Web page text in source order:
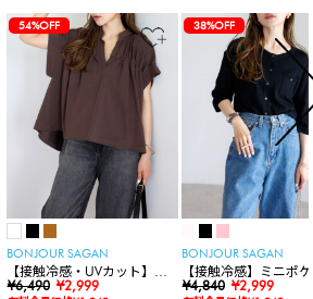
54%OFF
BONJOUR SAGAN
【接触冷感・UVカット】シ
ャーリングスキッパートップ
¥6,490 ¥2,999
38%OFF
BONJOUR SAGAN
【接触冷感】ミニポ
袖ニットカーディガン
¥4,840 ¥2,999